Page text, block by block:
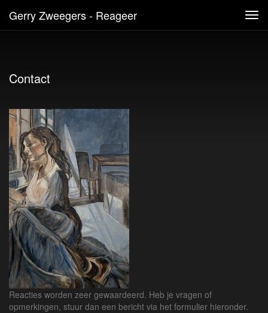
Gerry Zweegers - Reageer
Contact
Reacties worden zeer gewaardeerd. Heb je vragen of
opmerkingen, stuur dan een bericht via het formulier hieronder.